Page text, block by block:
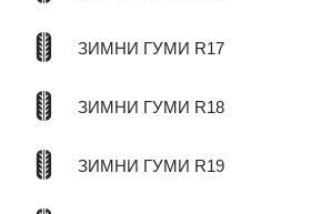
ЗИМНИ ГУМИ R17
ЗИМНИ ГУМИ R18
ЗИМНИ ГУМИ R19